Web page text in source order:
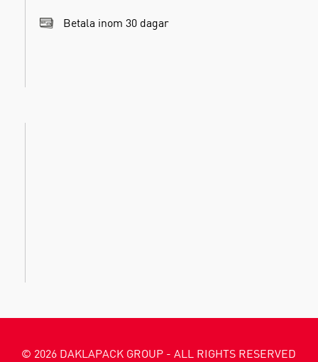
Betala inom 30 dagar
© 2026 DAKLAPACK GROUP - ALL RIGHTS RESERVED